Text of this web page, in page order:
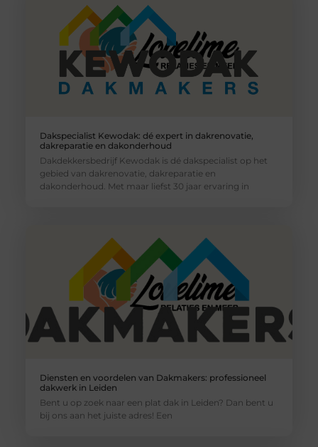
Dakspecialist Kewodak: dé expert in dakrenovatie,
dakreparatie en dakonderhoud
Dakdekkersbedrijf Kewodak is dé dakspecialist op het
gebied van dakrenovatie, dakreparatie en
dakonderhoud. Met maar liefst 30 jaar ervaring in
Diensten en voordelen van Dakmakers: professioneel
dakwerk in Leiden
Bent u op zoek naar een plat dak in Leiden? Dan bent u
bij ons aan het juiste adres! Een